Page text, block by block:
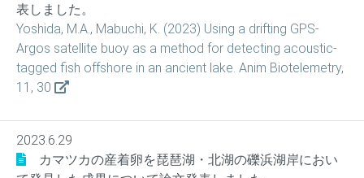
表しました。
Yoshida, M.A., Mabuchi, K. (2023) Using a drifting GPS-
Argos satellite buoy as a method for detecting acoustic-
tagged fish offshore in an ancient lake. Anim Biotelemetry,
11, 30
2023.6.29
カマツカの産着卵を琵琶湖・北湖の礫浜湖岸におい